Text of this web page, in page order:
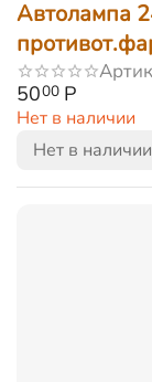
Автолампа
5000 Р
Нет в наличии
Нет в наличии